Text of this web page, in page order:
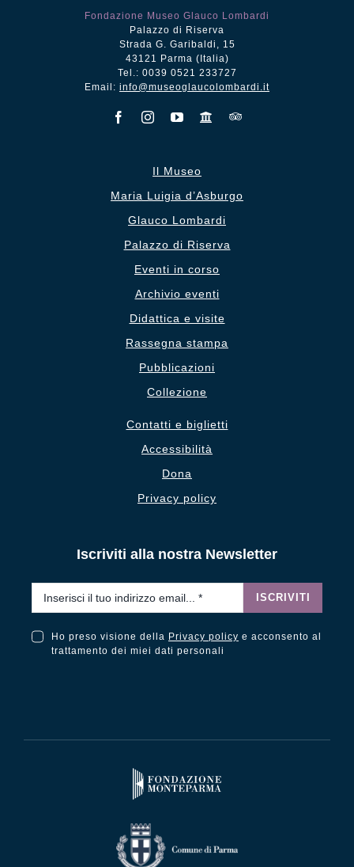
Fondazione Museo Glauco Lombardi
Palazzo di Riserva
Strada G. Garibaldi, 15
43121 Parma (Italia)
Tel.: 0039 0521 233727
Email: info@museoglaucolombardi.it
Il Museo
Maria Luigia d’Asburgo
Glauco Lombardi
Palazzo di Riserva
Eventi in corso
Archivio eventi
Didattica e visite
Rassegna stampa
Pubblicazioni
Collezione
Contatti e biglietti
Accessibilità
Dona
Privacy policy
Iscriviti alla nostra Newsletter
ISCRIVITI
Ho preso visione della Privacy policy e acconsento al
trattamento dei miei dati personali